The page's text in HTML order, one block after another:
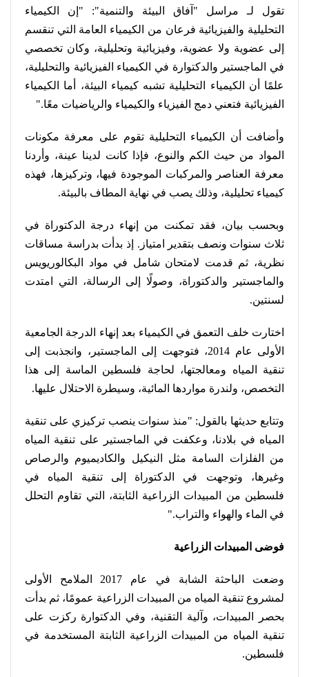
تقول لـ مراسل "آفاق البيئة والتنمية": "إن الكيمياء
التحليلية والفيزيائية فرعان من الكيمياء العامة التي تنقسم
إلى عضوية ولا عضوية، وفيزيائية وتحليلية، وكان تخصصي
في الماجستير والدكتوارة في الكيمياء الفيزيائية والتحليلية،
علمًا أن الكيمياء التحليلية تشبه كيمياء البيئة، أما الكيمياء
الفيزيائية فتعني دمج الفيزياء والكيمياء والرياضيات معًا".
وأضافت أن الكيمياء التحليلية تقوم على معرفة مكونات
المواد من حيث الكم والنوع، فإذا كانت لدينا عينة، وأردنا
معرفة العناصر والمركبات الموجودة فيها، وتركيزها، فهذه
كيمياء تحليلية، وذلك يصب في نهاية المطاف بالبيئة.
وبحسب بيان، فقد تمكنت من إنهاء درجة الدكتوراة في
ثلاث سنوات ونصف بتقدير امتياز. إذ بدأت بدراسة مساقات
نظرية، ثم قدمت لامتحان شامل في مواد البكالوريويس
والماجستير والدكتوراة، وصولًا إلى الرسالة، التي امتدت
لسنتين.
اختارت خلف التعمق في الكيمياء بعد إنهاء الدرجة الجامعية
الأولى عام 2014، فتوجهت إلى الماجستير، وانجذبت إلى
تنقية المياه ومعالجتها، لحاجة فلسطين الماسة إلى هذا
التخصص، ولندرة مواردها المائية، وسيطرة الاحتلال عليها.
وتتابع حديثها بالقول: "منذ سنوات ينصب تركيزي على تنقية
المياه في بلادنا، وعكفت في الماجستير على تنقية المياه
من الفلزات السامة مثل النيكيل والكاديميوم والرصاص
وغيرها، وتوجهت في الدكتوراة إلى تنقية المياه في
فلسطين من المبيدات الزراعية الثابتة، التي تقاوم التحلل
في الماء والهواء والتراب".
فوضى المبيدات الزراعية
وضعت الباحثة الشابة في عام 2017 الملامح الأولى
لمشروع تنقية المياه من المبيدات الزراعية عمومًا، ثم بدأت
بحصر المبيدات، وآلية التقنية، وفي الدكتوارة ركزت على
تنقية المياه من المبيدات الزراعية الثابتة المستخدمة في
فلسطين.